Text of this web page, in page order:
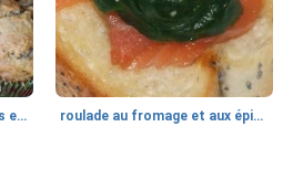
Muffins géants aux carottes et à la banane de Nif roulade au fromage et aux épinards